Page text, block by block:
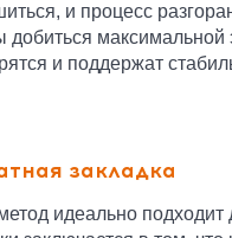
и процесс
добиться максимальной
и поддержат
закладка
идеально